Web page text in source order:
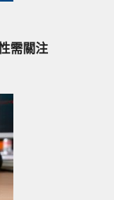
需關注